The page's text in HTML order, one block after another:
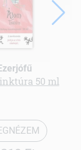
50 ml